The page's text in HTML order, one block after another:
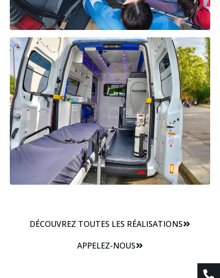
DÉCOUVREZ TOUTES LES RÉALISATIONS
APPELEZ-NOUS